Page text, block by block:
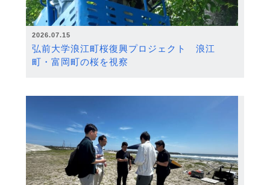
2026.07.15
弘前大学浪江町桜復興プロジェクト 浪江
町・富岡町の桜を視察